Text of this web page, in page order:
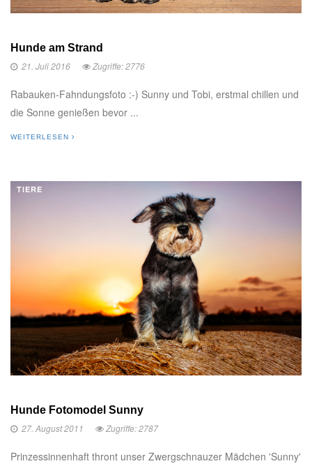
Hunde am Strand
21. Juli 2016
Zugriffe: 2776
Rabauken-Fahndungsfoto :-) Sunny und Tobi, erstmal chillen und
die Sonne genießen bevor ...
WEITERLESEN
TIERE
Hunde Fotomodel Sunny
27. August 2011
Zugriffe: 2787
Prinzessinnenhaft thront unser Zwergschnauzer Mädchen 'Sunny'